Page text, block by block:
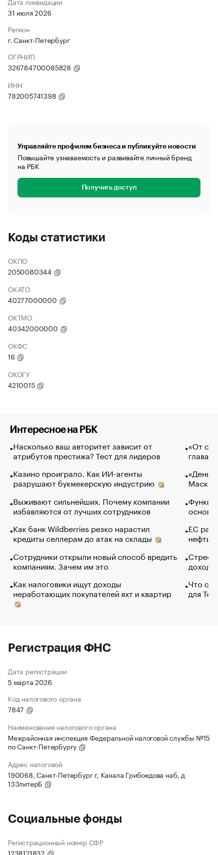
31 июля 2026
Регион
г. Санкт-Петербург
ОГРНИП
326784700085828
ИНН
782005741398
Управляйте профилем бизнеса и публикуйте новости
Повышайте узнаваемость и развивайте личный бренд
на РБК
Получить доступ
Коды статистики
ОКПО
2050080344
ОКАТО
40277000000
ОКТМО
40342000000
ОКФС
16
ОКОГУ
4210015
Интересное на РБК
Насколько ваш авторитет зависит от
атрибутов престижа? Тест для лидеров
Казино проиграло. Как ИИ-агенты
разрушают букмекерскую индустрию
Выживают сильнейших. Почему компании
избавляются от лучших сотрудников
Как банк Wildberries резко нарастил
кредиты селлерам до атак на склады
Сотрудники открыли новый способ вредить
компаниям. Зачем им это
Как налоговики ищут доходы
неработающих покупателей яхт и квартир
«От
глава
Маск в
основ
ЕС
нефти
Что
для
Регистрация ФНС
Дата регистрации
5 марта 2026
Код налогового органа
7847
Наименование налогового органа
Межрайонная инспекция Федеральной налоговой службы №15
по Санкт-Петербургу
Адрес налоговой
190068, Санкт-Петербург г, Канала Грибоедова наб, д
133литерБ
Социальные фонды
Регистрационный номер СФР
1238121832